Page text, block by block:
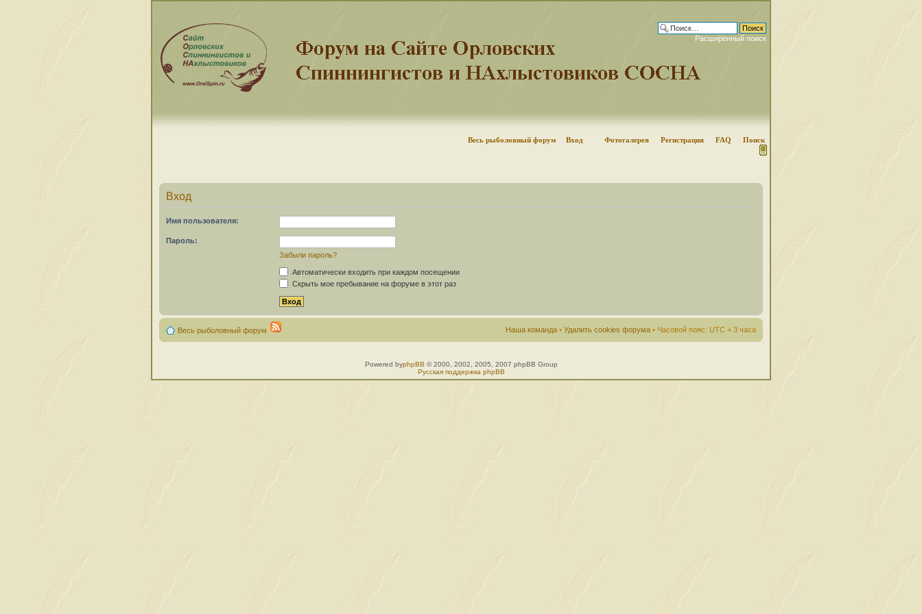
Расширенный поиск
Весь рыболовный форум Вход Фотогалерея Регистрация FAQ Поиск
Вход
Имя пользователя:
Пароль:
Забыли пароль?
Автоматически входить при каждом посещении
Скрыть мое пребывание на форуме в этот раз
Весь рыболовный форум Наша команда • Удалить cookies форума • Часовой пояс: UTC + 3 часа
Powered byphpBB © 2000, 2002, 2005, 2007 phpBB Group
Русская поддержка phpBB